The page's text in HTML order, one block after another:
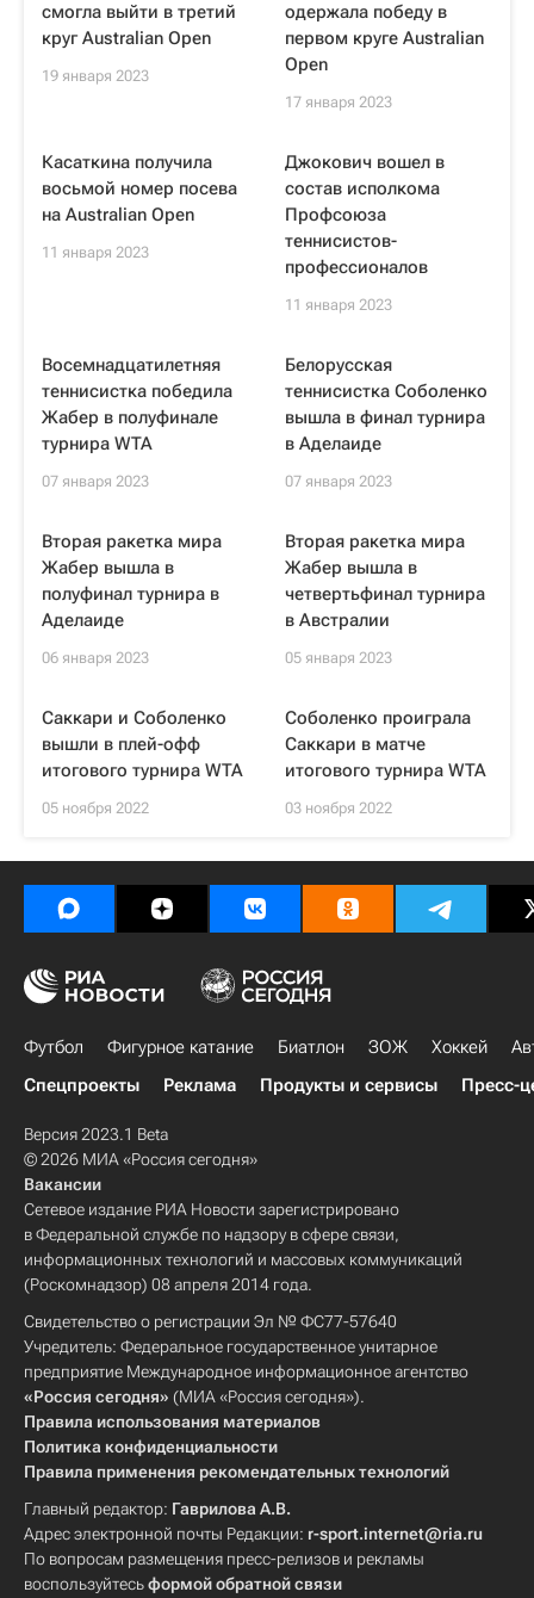
смогла выйти в третий
круг Australian Open
19 января 2023
одержала победу в
первом круге Australian
Open
17 января 2023
Касаткина получила
восьмой номер посева
на Australian Open
11 января 2023
Джокович вошел в
состав исполкома
Профсоюза
теннисистов-
профессионалов
11 января 2023
Восемнадцатилетняя
теннисистка победила
Жабер в полуфинале
турнира WTA
07 января 2023
Белорусская
теннисистка Соболенко
вышла в финал турнира
в Аделаиде
07 января 2023
Вторая ракетка мира
Жабер вышла в
полуфинал турнира в
Аделаиде
06 января 2023
Вторая ракетка мира
Жабер вышла в
четвертьфинал турнира
в Австралии
05 января 2023
Саккари и Соболенко
вышли в плей-офф
итогового турнира WTA
05 ноября 2022
Соболенко проиграла
Саккари в матче
итогового турнира WTA
03 ноября 2022
Футбол Фигурное катание Биатлон ЗОЖ Хоккей
Спецпроекты
Реклама Продукты и сервисы Пресс-
Версия 2023.1 Beta
© 2026 МИА «Россия сегодня»
Вакансии
Сетевое издание РИА Новости зарегистрировано
в Федеральной службе по надзору в сфере связи,
информационных технологий и массовых коммуникаций
(Роскомнадзор) 08 апреля 2014 года.
Свидетельство о регистрации Эл № ФС77-57640
Учредитель: Федеральное государственное унитарное
предприятие Международное информационное агентство
«Россия сегодня» (МИА «Россия сегодня»).
Правила использования материалов
Политика конфиденциальности
Правила применения рекомендательных технологий
Главный редактор: Гаврилова А.В.
Адрес электронной почты Редакции: r-sport.internet@ria.ru
По вопросам размещения пресс-релизов и рекламы
воспользуйтесьформой обратной связи